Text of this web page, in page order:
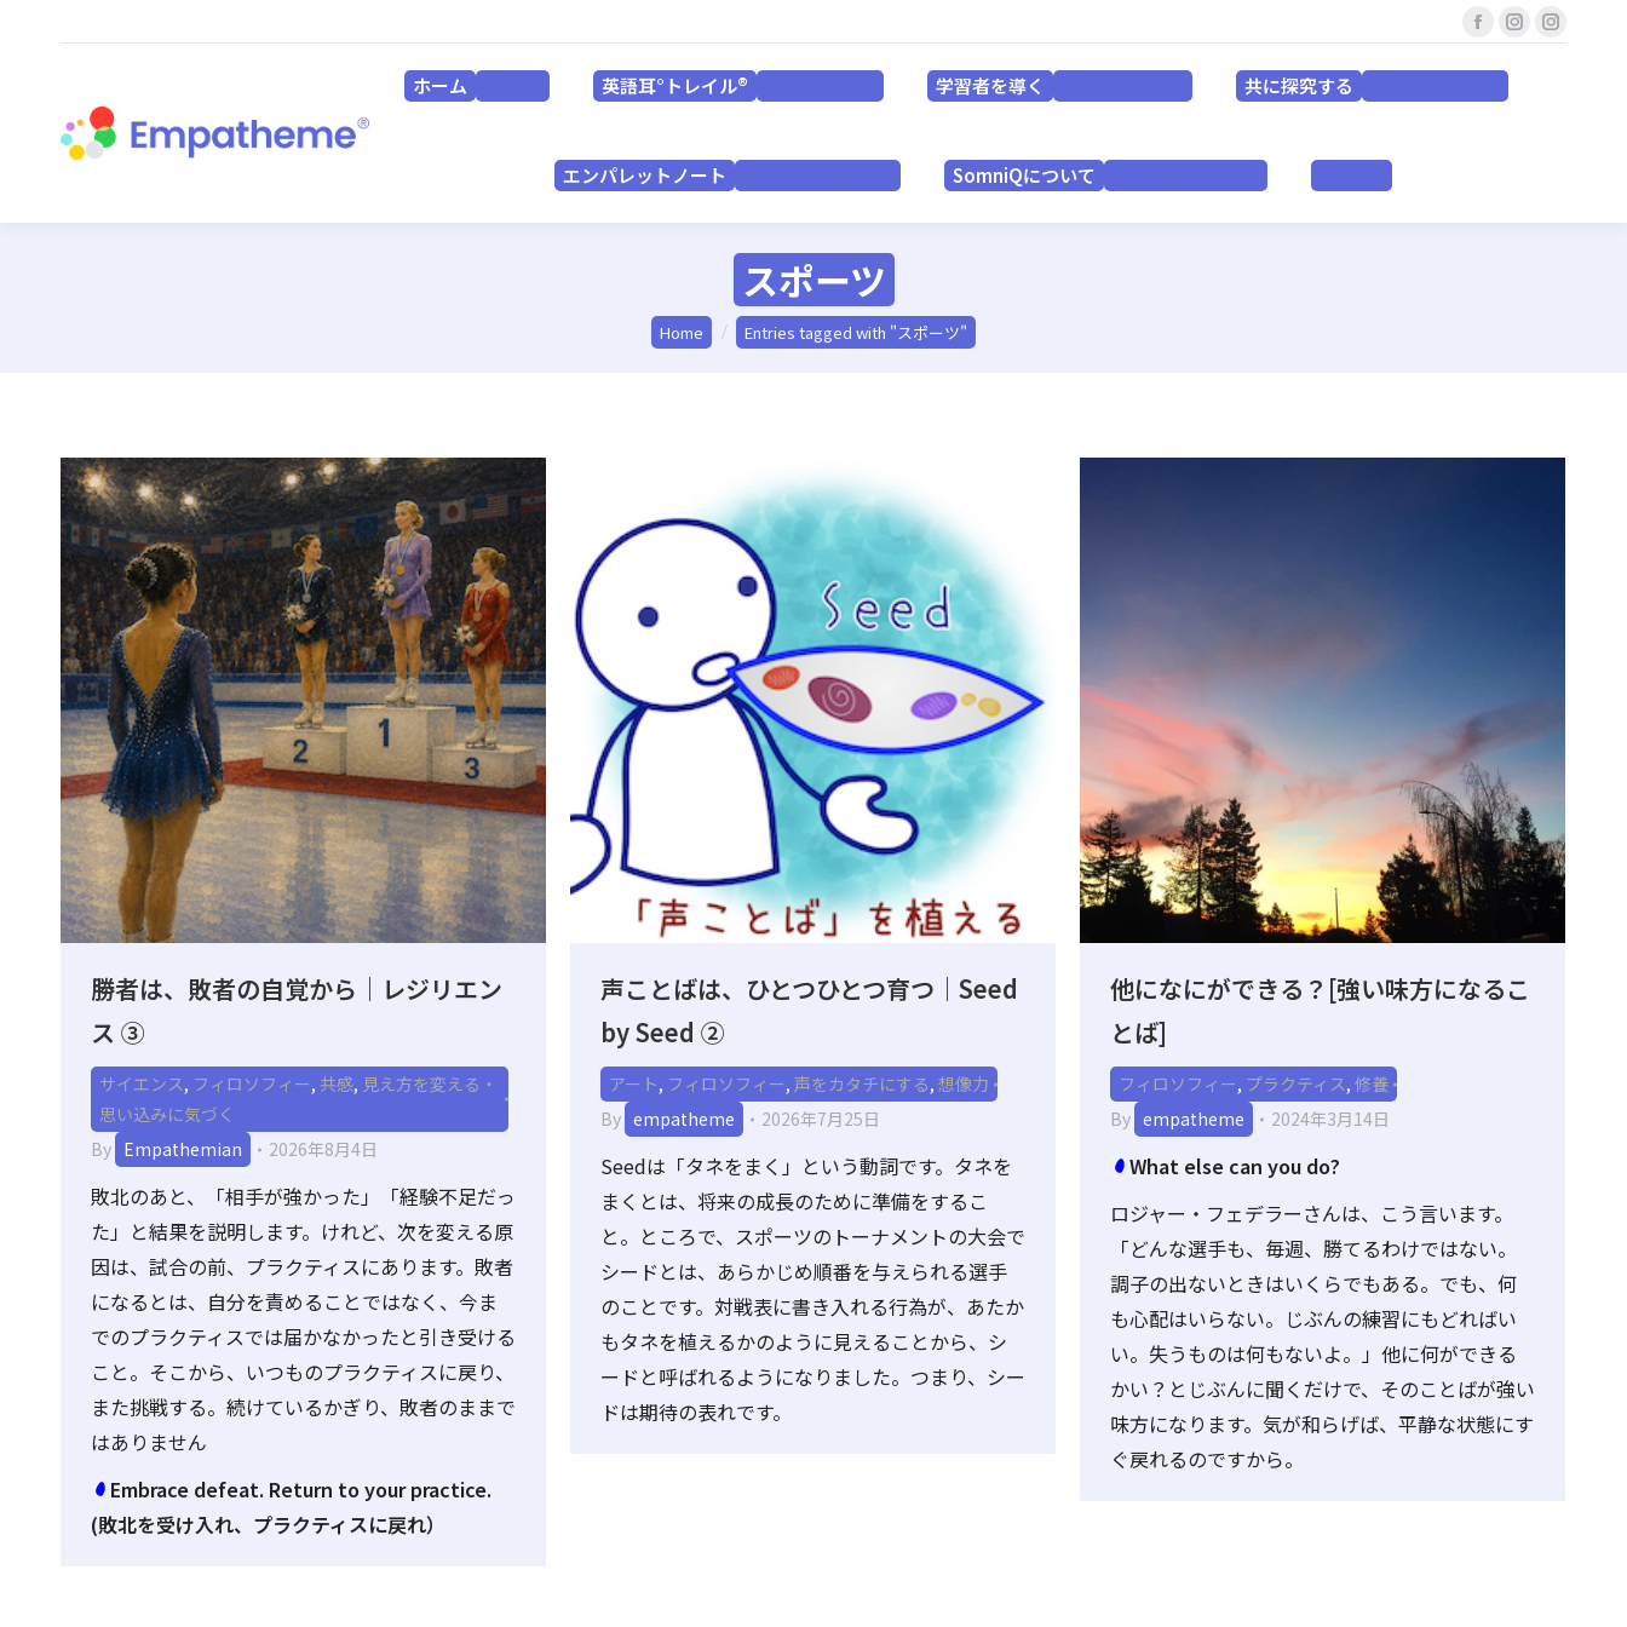
Facebook
page
opens
Instagram
ホーム 英語耳°トレイル® 学習者を導く 共に探究する
エンパレットノート SomniQについて
スポーツ
You are here:
Home Entries tagged with "スポーツ"
勝者は、敗者の自覚から｜レジリエン
ス ③
サイエンス, フィロソフィー, 共感, 見え方を変える・
思い込みに気づく
By Empathemian 2026年8月4日
敗北のあと、「相手が強かった」「経験不足だっ
た」と結果を説明します。けれど、次を変える原
因は、試合の前、プラクティスにあります。敗者
になるとは、自分を責めることではなく、今ま
でのプラクティスでは届かなかったと引き受ける
こと。そこから、いつものプラクティスに戻り、
また挑戦する。続けているかぎり、敗者のままで
はありません
Embrace defeat. Return to your practice.
(敗北を受け入れ、プラクティスに戻れ）
声ことばは、ひとつひとつ育つ｜Seed
by Seed ②
アート, フィロソフィー, 声をカタチにする, 想像力
By empatheme 2026年7月25日
Seedは「タネをまく」という動詞です。タネを
まくとは、将来の成長のために準備をするこ
と。ところで、スポーツのトーナメントの大会で
シードとは、あらかじめ順番を与えられる選手
のことです。対戦表に書き入れる行為が、あたか
もタネを植えるかのように見えることから、シ
ードと呼ばれるようになりました。つまり、シー
ドは期待の表れです。
他になにができる？[強い味方になるこ
とば]
フィロソフィー, プラクティス, 修養
By empatheme 2024年3月14日
What else can you do?
ロジャー・フェデラーさんは、こう言います。
「どんな選手も、毎週、勝てるわけではない。
調子の出ないときはいくらでもある。でも、何
も心配はいらない。じぶんの練習にもどればい
い。失うものは何もないよ。」他に何ができる
かい？とじぶんに聞くだけで、そのことばが強い
味方になります。気が和らげば、平静な状態にす
ぐ戻れるのですから。
ホーム HOME 英語耳°トレイル® for LEARNERS 学習者を導く for EDUCATORS 共に探究する for RESEACHERS